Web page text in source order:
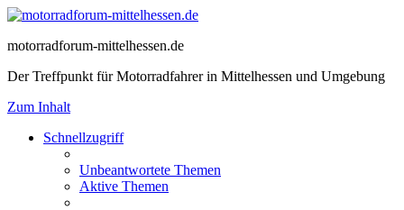
motorradforum-mittelhessen.de
Der Treffpunkt für Motorradfahrer in Mittelhessen und Umgebung
Zum Inhalt
Schnellzugriff
Unbeantwortete Themen
Aktive Themen